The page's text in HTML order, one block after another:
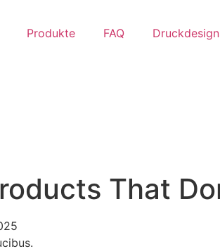
Produkte FAQ
That